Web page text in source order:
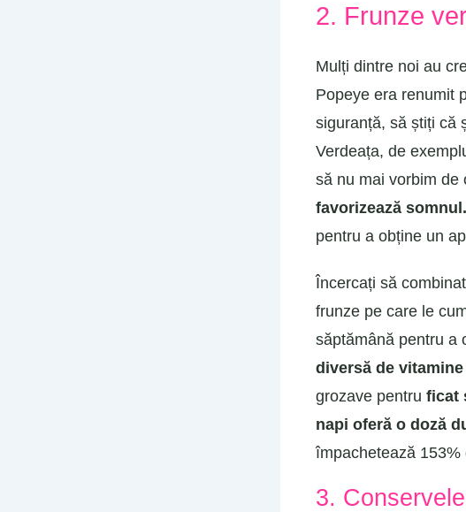
2. Frunze
Mulți dintre noi au
Popeye era renumit
siguranță, să știți că
Verdeața, de
să nu mai vorbim de
favorizează somnul.
pentru a obține un
Încercați să
frunze pe care le
săptămână pentru a
diversă de
grozave pentru ficat
napi oferă o doză
împachetează
3.